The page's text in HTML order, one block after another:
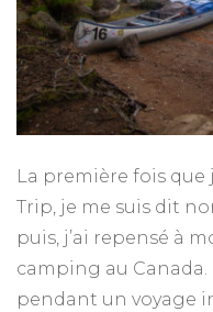
La première fois que
Trip, je me suis dit
puis, j’ai repensé à
camping au Canada.
pendant un voyage